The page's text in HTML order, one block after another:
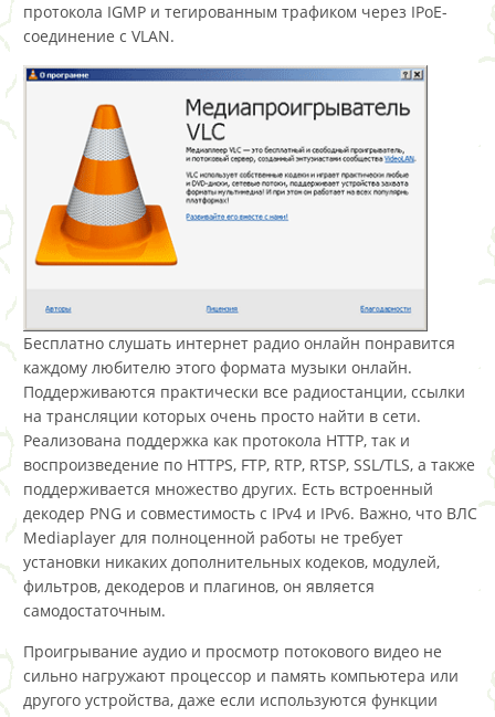
протокола IGMP и тегированным трафиком через IPoE-
соединение с VLAN.
Бесплатно слушать интернет радио онлайн понравится
каждому любителю этого формата музыки онлайн.
Поддерживаются практически все радиостанции, ссылки
на трансляции которых очень просто найти в сети.
Реализована поддержка как протокола HTTP, так и
воспроизведение по HTTPS, FTP, RTP, RTSP, SSL/TLS, а также
поддерживается множество других. Есть встроенный
декодер PNG и совместимость с IPv4 и IPv6. Важно, что ВЛС
Mediaрlayer для полноценной работы не требует
установки никаких дополнительных кодеков, модулей,
фильтров, декодеров и плагинов, он является
самодостаточным.
Проигрывание аудио и просмотр потокового видео не
сильно нагружают процессор и память компьютера или
другого устройства, даже если используются функции